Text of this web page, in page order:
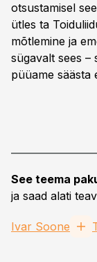
otsustamisel
ütles ta
mõtlemine ja
sügavalt sees –
püüame säästa
See teema
ja saad alati
Ivar Soone